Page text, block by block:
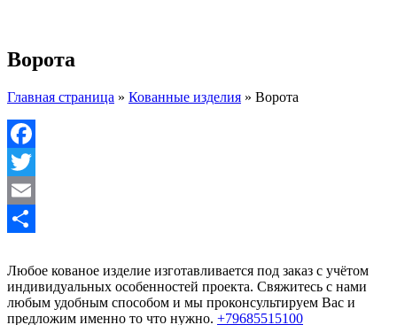
Ворота
Главная страница » Кованные изделия » Ворота
Facebook
Twitter
Email
Любое кованое изделие изготавливается под заказ с учётом
индивидуальных особенностей проекта. Свяжитесь с нами
любым удобным способом и мы проконсультируем Вас и
предложим именно то что нужно. +79685515100